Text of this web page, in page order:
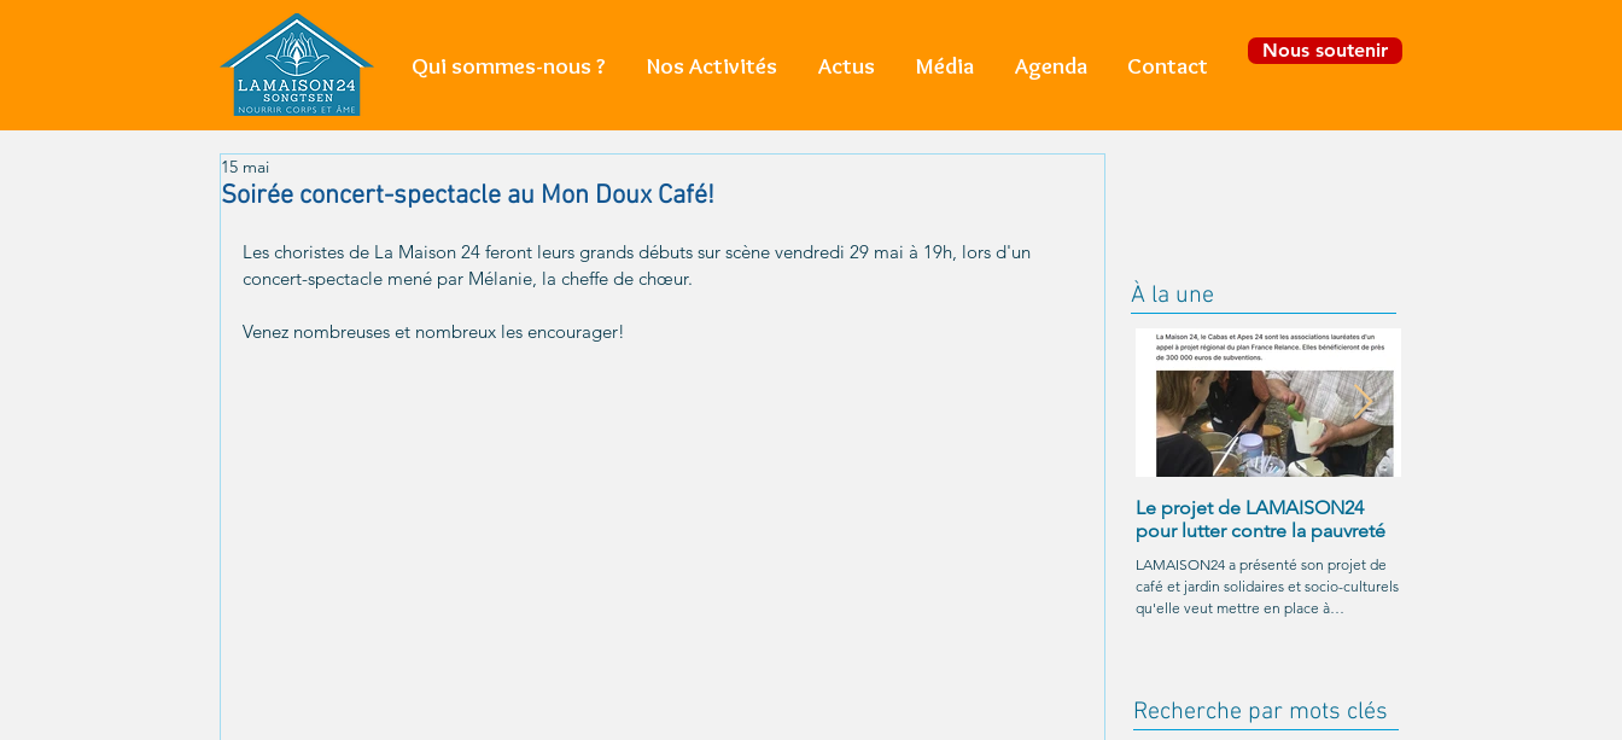
Soirée concert-spectacle au Mon Doux Café!
15 mai
Les choristes de La Maison 24 feront leurs grands débuts sur scène vendredi 29 mai à 19h, lors d'un
concert-spectacle mené par Mélanie, la cheffe de chœur.
Venez nombreuses et nombreux les encourager!
À la une
Le projet de LAMAISON24
pour lutter contre la pauvreté
LAMAISON24 a présenté son projet de
café et jardin solidaires et socio-culturels
qu'elle veut mettre en place à
Recherche par mots clés
Qui sommes-nous ? Nos Activités Actus Média Agenda Contact
Nous soutenir